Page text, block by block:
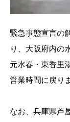
緊急事態宣言の
り、大阪府内の
元水春・東香里
営業時間に戻り
なお、兵庫県芦